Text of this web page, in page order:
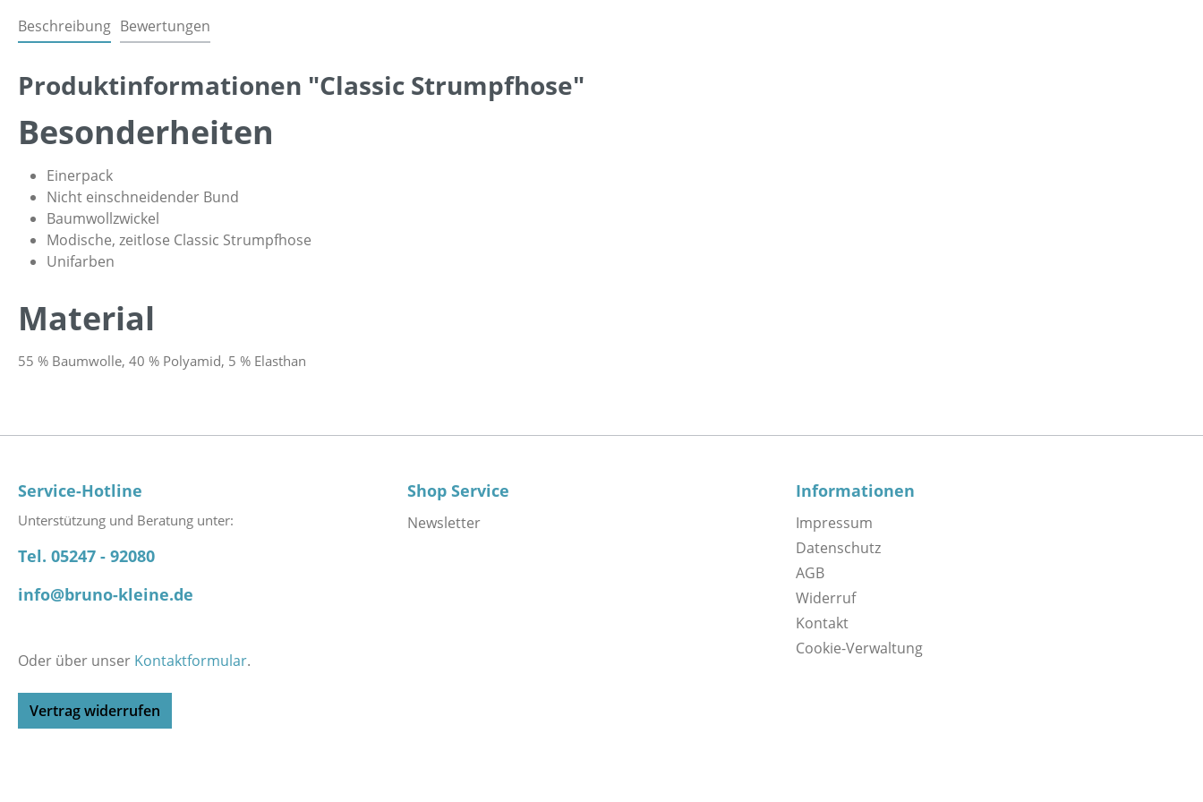
Beschreibung Bewertungen
Produktinformationen "Classic Strumpfhose"
Besonderheiten
Einerpack
Nicht einschneidender Bund
Baumwollzwickel
Modische, zeitlose Classic Strumpfhose
Unifarben
Material
55 % Baumwolle, 40 % Polyamid, 5 % Elasthan
Service-Hotline
Unterstützung und Beratung unter:
Tel. 05247 - 92080
info@bruno-kleine.de
Oder über unser Kontaktformular.
Vertrag widerrufen
Shop Service
Newsletter
Informationen
Impressum
Datenschutz
AGB
Widerruf
Kontakt
Cookie-Verwaltung